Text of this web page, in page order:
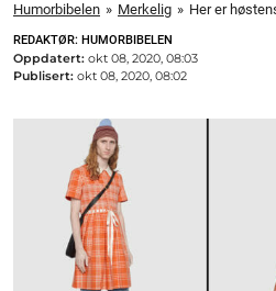
Humorbibelen » Merkelig »
REDAKTØR: HUMORBIBELEN
Oppdatert: okt 08, 2020, 08:03
Publisert: okt 08, 2020, 08:02